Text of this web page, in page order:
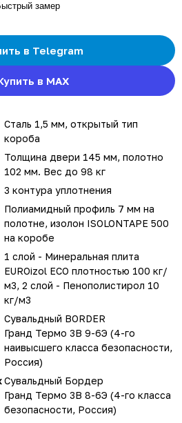
замер
в Telegram
в MAX
Сталь 1,5 мм, открытый тип
короба
Толщина двери 145 мм, полотно
102 мм. Вес до 98 кг
3 контура уплотнения
Полиамидный профиль 7 мм на
полотне, изолон ISOLONTAPE 500
на коробе
1 слой - Минеральная плита
EUROizol ECO плотностью 100 кг/
м3, 2 слой - Пенополистирол 10
кг/м3
Сувальдный BORDER
Гранд Термо 3В 9-6Э (4-го
наивысшего класса безопасности,
Россия)
Сувальдный Бордер
Гранд Термо 3В 8-6Э (4-го класса
безопасности, Россия)